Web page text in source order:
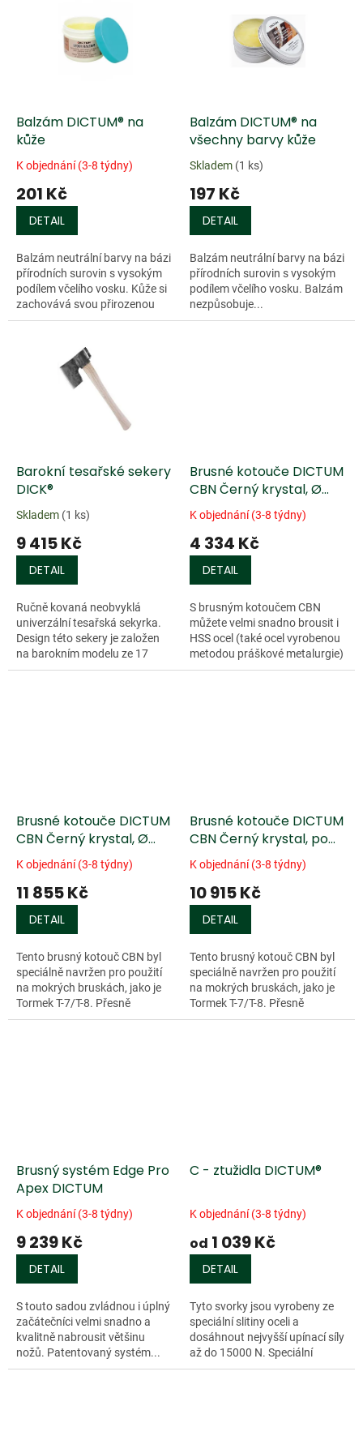
dBalzám DICTUM® na
kůže
K objednání (3-8 týdny)
201 Kč
DETAIL
Balzám neutrální barvy na bázi
přírodních surovin s vysokým
podílem včelího vosku. Kůže si
zachovává svou přirozenou
tuhost, pevnost a nádherný
Balzám DICTUM® na
všechny barvy kůže
Skladem (1 ks)
197 Kč
DETAIL
Balzám neutrální barvy na bázi
přírodních surovin s vysokým
podílem včelího vosku. Balzám
nezpůsobuje...
Barokní tesařské sekery
DICK®
Skladem (1 ks)
9 415 Kč
DETAIL
Ručně kovaná neobvyklá
univerzální tesařská sekyrka.
Design této sekery je založen
na barokním modelu ze 17
století. Vhodná pro sekání
Brusné kotouče DICTUM
CBN Černý krystal, Ø
150, jednostranně
potažené
K objednání (3-8 týdny)
4 334 Kč
DETAIL
S brusným kotoučem CBN
můžete velmi snadno brousit i
HSS ocel (také ocel vyrobenou
metodou práškové metalurgie)
nebo kalenou ocel na pomalu...
Brusné kotouče DICTUM
CBN Černý krystal, Ø
250, jednostranně
potažené
K objednání (3-8 týdny)
11 855 Kč
DETAIL
Tento brusný kotouč CBN byl
speciálně navržen pro použití
na mokrých bruskách, jako je
Tormek T-7/T-8. Přesně
vyvážené...
Brusné kotouče DICTUM
CBN Černý krystal, po
obvodu potažený
K objednání (3-8 týdny)
10 915 Kč
DETAIL
Tento brusný kotouč CBN byl
speciálně navržen pro použití
na mokrých bruskách, jako je
Tormek T-7/T-8. Přesně
vyvážené...
Brusný systém Edge Pro
Apex DICTUM
K objednání (3-8 týdny)
9 239 Kč
DETAIL
S touto sadou zvládnou i úplný
začátečníci velmi snadno a
kvalitně nabrousit většinu
nožů. Patentovaný systém...
C - ztužidla DICTUM®
K objednání (3-8 týdny)
od 1 039 Kč
DETAIL
Tyto svorky jsou vyrobeny ze
speciální slitiny oceli a
dosáhnout nejvyšší upínací síly
až do 15000 N. Speciální
ztužidlo umožňující díky své